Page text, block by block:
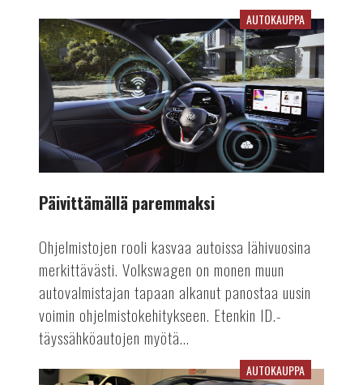
Päivittämällä
paremmaksi
AUTOKAUPPA
Päivittämällä paremmaksi
Ohjelmistojen rooli kasvaa autoissa lähivuosina
merkittävästi. Volkswagen on monen muun
autovalmistajan tapaan alkanut panostaa uusin
voimin ohjelmistokehitykseen. Etenkin ID.-
täyssähköautojen myötä...
Palvelevaa
AUTOKAUPPA